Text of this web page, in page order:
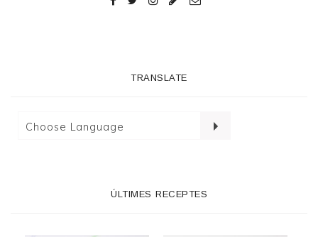
TRANSLATE
ÚLTIMES RECEPTES